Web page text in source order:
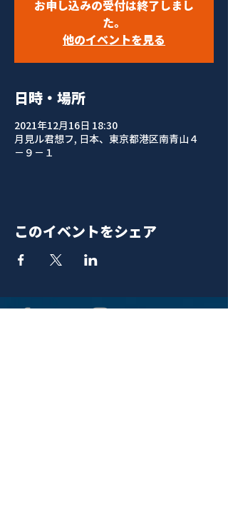
お申し込みの受付は終了しまし
た。
他のイベントを見る
日時・場所
2021年12月16日 18:30
月見ル君想フ, 日本、東京都港区南青山４
−９−１
このイベントをシェア